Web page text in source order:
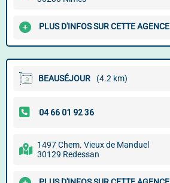
PLUS D'INFOS SUR CETTE AGENCE
BEAUSÉJOUR (4.2 km)
1497 Chem. Vieux de Manduel
30129 Redessan